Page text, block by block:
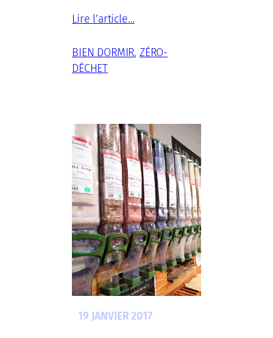
Lire l’article…
BIEN DORMIR, ZÉRO-
DÉCHET
19 JANVIER 2017